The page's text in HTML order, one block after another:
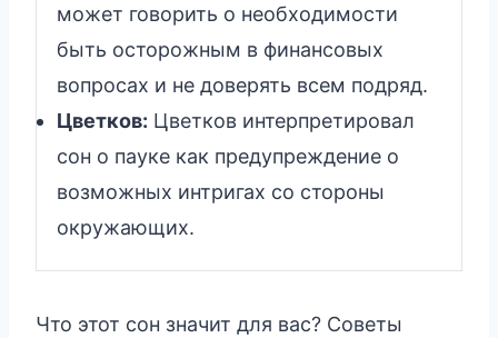
может говорить о необходимости
быть осторожным в финансовых
вопросах и не доверять всем подряд.
Цветков: Цветков интерпретировал
сон о пауке как предупреждение о
возможных интригах со стороны
окружающих.
Что этот сон значит для вас? Советы